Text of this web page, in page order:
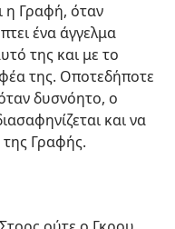
η Γραφή, όταν
ένα άγγελμα
της και με το
της. Οποτεδήποτε
δυσνόητο, ο
και να
Γραφής.